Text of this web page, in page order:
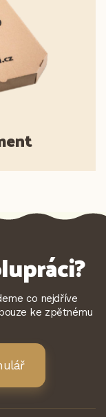
co nejdříve
ke zpětnému